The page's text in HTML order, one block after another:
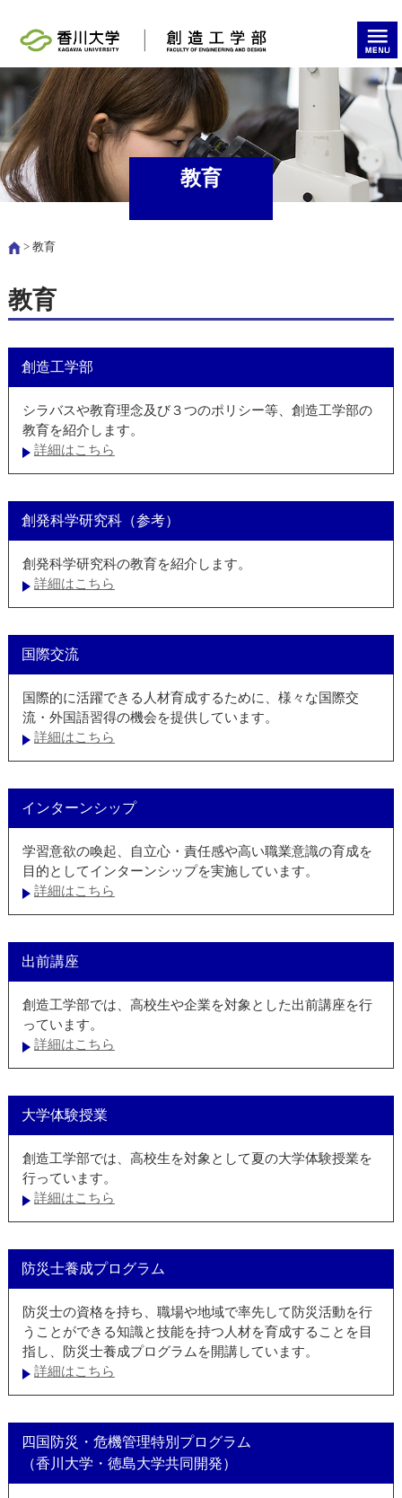
教育
> 教育
教育
創造工学部
シラバスや教育理念及び３つのポリシー等、創造工学部の
教育を紹介します。
詳細はこちら
創発科学研究科（参考）
創発科学研究科の教育を紹介します。
詳細はこちら
国際交流
国際的に活躍できる人材育成するために、様々な国際交
流・外国語習得の機会を提供しています。
詳細はこちら
インターンシップ
学習意欲の喚起、自立心・責任感や高い職業意識の育成を
目的としてインターンシップを実施しています。
詳細はこちら
出前講座
創造工学部では、高校生や企業を対象とした出前講座を行
っています。
詳細はこちら
大学体験授業
創造工学部では、高校生を対象として夏の大学体験授業を
行っています。
詳細はこちら
防災士養成プログラム
防災士の資格を持ち、職場や地域で率先して防災活動を行
うことができる知識と技能を持つ人材を育成することを目
指し、防災士養成プログラムを開講しています。
詳細はこちら
四国防災・危機管理特別プログラム
（香川大学・徳島大学共同開発）